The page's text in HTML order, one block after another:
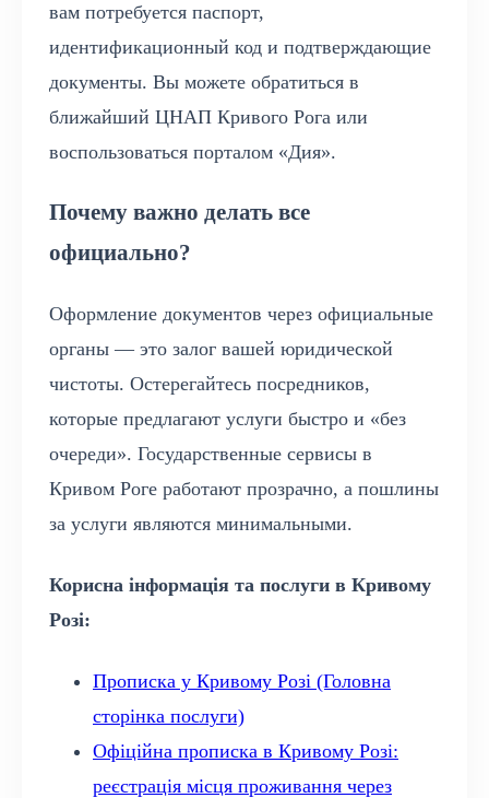
вам потребуется паспорт,
идентификационный код и подтверждающие
документы. Вы можете обратиться в
ближайший ЦНАП Кривого Рога или
воспользоваться порталом «Дия».
Почему важно делать все
официально?
Оформление документов через официальные
органы — это залог вашей юридической
чистоты. Остерегайтесь посредников,
которые предлагают услуги быстро и «без
очереди». Государственные сервисы в
Кривом Роге работают прозрачно, а пошлины
за услуги являются минимальными.
Корисна інформація та послуги в Кривому
Розі:
Прописка у Кривому Розі (Головна
сторінка послуги)
Офіційна прописка в Кривому Розі:
реєстрація місця проживання через